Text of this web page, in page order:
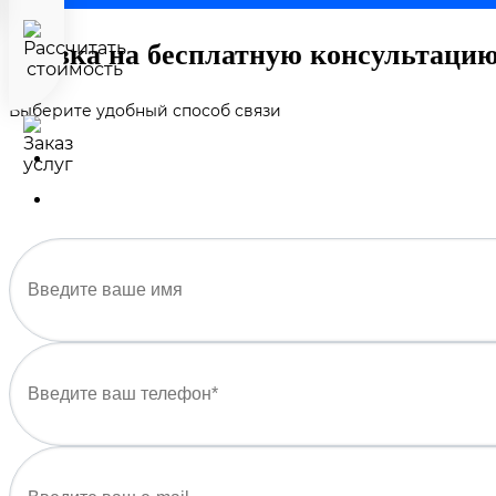
Заявка на бесплатную
Выберите удобный способ связи